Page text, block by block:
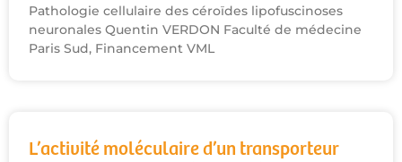
Pathologie cellulaire des céroïdes lipofuscinoses
neuronales Quentin VERDON Faculté de médecine
Paris Sud, Financement VML
L’activité moléculaire d’un transporteur